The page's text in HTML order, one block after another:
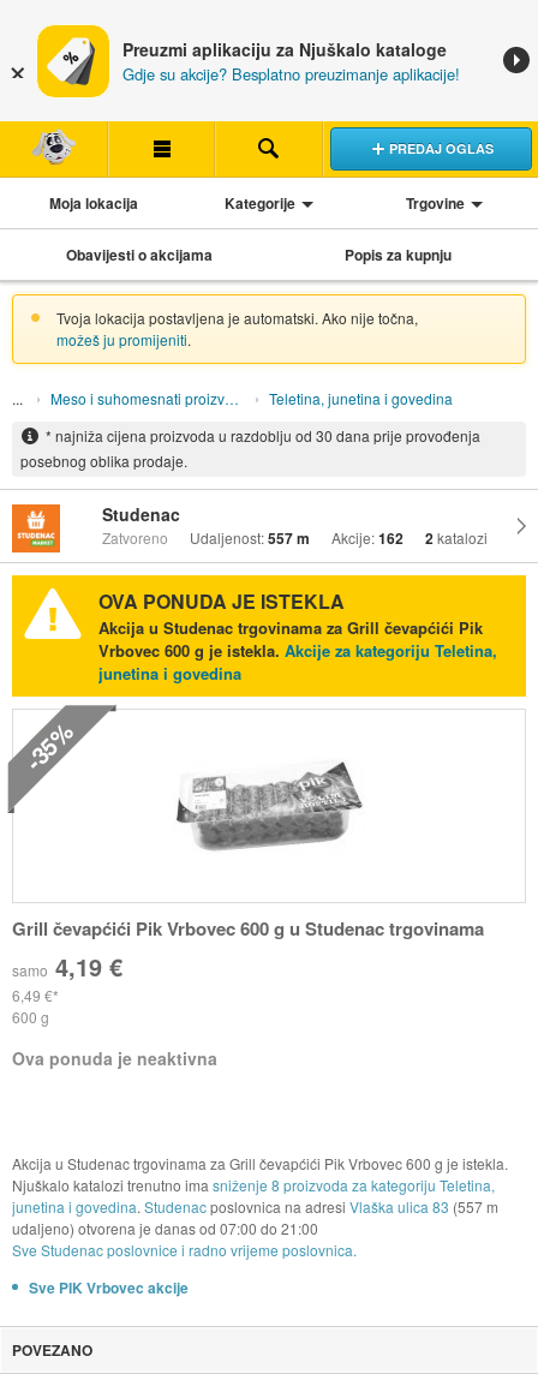
Preuzmi aplikaciju za Njuškalo kataloge
Gdje su akcije? Besplatno preuzimanje aplikacije!
PREDAJ OGLAS
Moja lokacija Kategorije Trgovine
Obavijesti o akcijama Popis za kupnju
Tvoja lokacija postavljena je automatski. Ako nije točna,
možeš ju promijeniti.
Meso i suhomesnati proizvodi
Teletina, junetina i govedina
* najniža cijena proizvoda u razdoblju od 30 dana prije provođenja
posebnog oblika prodaje.
Studenac
Zatvoreno Udaljenost:557 m Akcije:162 2katalozi
OVA PONUDA JE ISTEKLA
Akcija u Studenac trgovinama za Grill čevapćići Pik
Vrbovec 600 g je istekla. Akcije za kategoriju Teletina,
junetina i govedina
-35%
Grill čevapćići Pik Vrbovec 600 g u Studenac trgovinama
samo 4,19 €
6,49 €
600 g
Ova ponuda je neaktivna
Akcija u Studenac trgovinama za Grill čevapćići Pik Vrbovec 600 g je istekla.
Njuškalo katalozi trenutno ima sniženje 8 proizvoda za kategoriju Teletina,
junetina i govedina. Studenacposlovnica na adresi Vlaška ulica 83 (557 m
udaljeno) otvorena je danas od 07:00 do 21:00
Sve Studenac poslovnice i radno vrijeme poslovnica.
Sve PIK Vrbovec akcije
POVEZANO